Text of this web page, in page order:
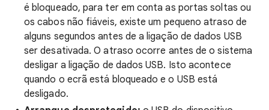
é bloqueado, para ter em conta as portas soltas ou
os cabos não fiáveis, existe um pequeno atraso de
alguns segundos antes de a ligação de dados USB
ser desativada. O atraso ocorre antes de o sistema
desligar a ligação de dados USB. Isto acontece
quando o ecrã está bloqueado e o USB está
desligado.